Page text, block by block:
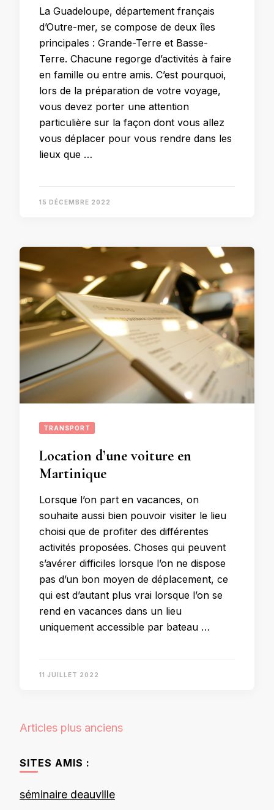
La Guadeloupe, département français
d’Outre-mer, se compose de deux îles
principales : Grande-Terre et Basse-
Terre. Chacune regorge d’activités à faire
en famille ou entre amis. C’est pourquoi,
lors de la préparation de votre voyage,
vous devez porter une attention
particulière sur la façon dont vous allez
vous déplacer pour vous rendre dans les
lieux que …
15 DÉCEMBRE 2022
TRANSPORT
Location d’une voiture en
Martinique
Lorsque l’on part en vacances, on
souhaite aussi bien pouvoir visiter le lieu
choisi que de profiter des différentes
activités proposées. Choses qui peuvent
s’avérer difficiles lorsque l’on ne dispose
pas d’un bon moyen de déplacement, ce
qui est d’autant plus vrai lorsque l’on se
rend en vacances dans un lieu
uniquement accessible par bateau …
11 JUILLET 2022
Navigation
articles
Articles plus anciens
SITES AMIS :
séminaire deauville